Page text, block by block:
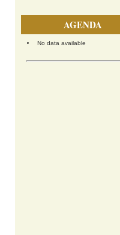
AGENDA
No data available